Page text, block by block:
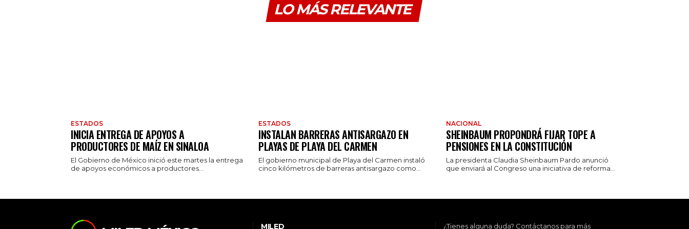
LO MÁS RELEVANTE
ESTADOS
INICIA ENTREGA DE APOYOS A
PRODUCTORES DE MAÍZ EN SINALOA
El Gobierno de México inició este martes la entrega
de apoyos económicos a productores...
ESTADOS
INSTALAN BARRERAS ANTISARGAZO EN
PLAYAS DE PLAYA DEL CARMEN
El gobierno municipal de Playa del Carmen instaló
cinco kilómetros de barreras antisargazo como...
NACIONAL
SHEINBAUM PROPONDRÁ FIJAR TOPE A
PENSIONES EN LA CONSTITUCIÓN
La presidenta Claudia Sheinbaum Pardo anunció
que enviará al Congreso una iniciativa de reforma...
MILED ¿Tienes alguna duda? Contáctanos para más